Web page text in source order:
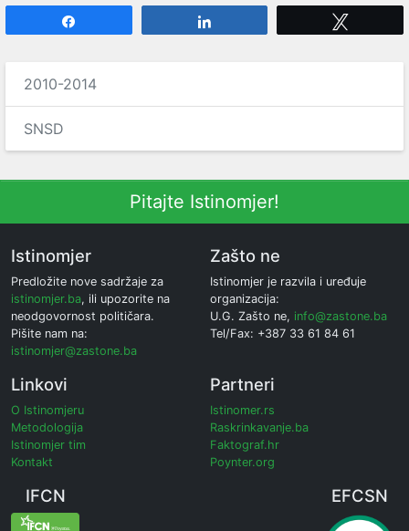
2010-2014
SNSD
Pitajte Istinomjer!
Istinomjer
Predložite nove sadržaje za
istinomjer.ba, ili upozorite na
neodgovornost političara.
Pišite nam na:
istinomjer@zastone.ba
Zašto ne
Istinomjer je razvila i uređuje
organizacija:
U.G. Zašto ne, info@zastone.ba
Tel/Fax: +387 33 61 84 61
Linkovi
O Istinomjeru
Metodologija
Istinomjer tim
Kontakt
Partneri
Istinomer.rs
Raskrinkavanje.ba
Faktograf.hr
Poynter.org
IFCN EFCSN